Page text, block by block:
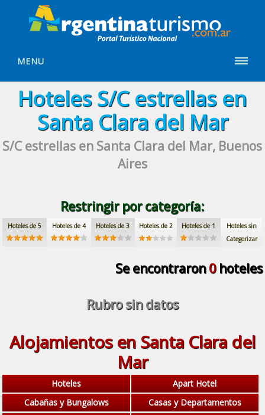
MENU
HotelesS/C estrellasen
Santa Clara del Mar
S/C estrellas en Santa Clara del Mar, Buenos
Aires
Restringir por categoría:
Hoteles de 5 Hoteles de 4 Hoteles de 3 Hoteles de 2 Hoteles de 1
Hoteles sin
Categorizar
Se encontraron0hoteles
Rubro sin datos
Alojamientos en Santa Clara del
Mar
Hoteles
Apart Hotel
Cabañas y Bungalows
Casas y Departamentos